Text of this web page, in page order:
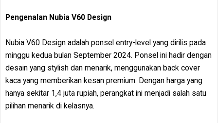
Pengenalan Nubia V60 Design
Nubia V60 Design adalah ponsel entry-level yang dirilis pada
minggu kedua bulan September 2024. Ponsel ini hadir dengan
desain yang stylish dan menarik, menggunakan back cover
kaca yang memberikan kesan premium. Dengan harga yang
hanya sekitar 1,4 juta rupiah, perangkat ini menjadi salah satu
pilihan menarik di kelasnya.